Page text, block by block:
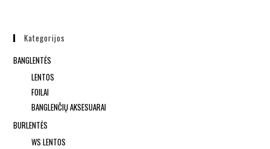
Kategorijos
BANGLENTĖS
LENTOS
FOILAI
BANGLENČIŲ AKSESUARAI
BURLENTĖS
WS LENTOS